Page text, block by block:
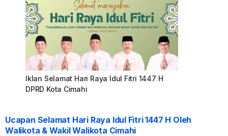
Iklan Selamat Hari Raya Idul Fitri 1447 H
DPRD Kota Cimahi
Ucapan Selamat Hari Raya Idul Fitri 1447 H Oleh
Walikota & Wakil Walikota Cimahi